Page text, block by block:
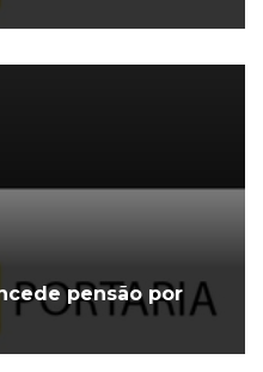
pensão por